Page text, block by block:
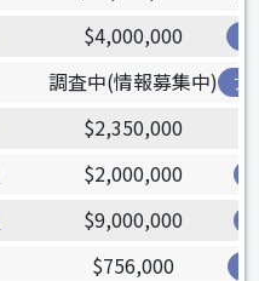
$4,000,000
調査中(情報募集中) ア
$2,350,000
$2,000,000
$9,000,000
$756,000